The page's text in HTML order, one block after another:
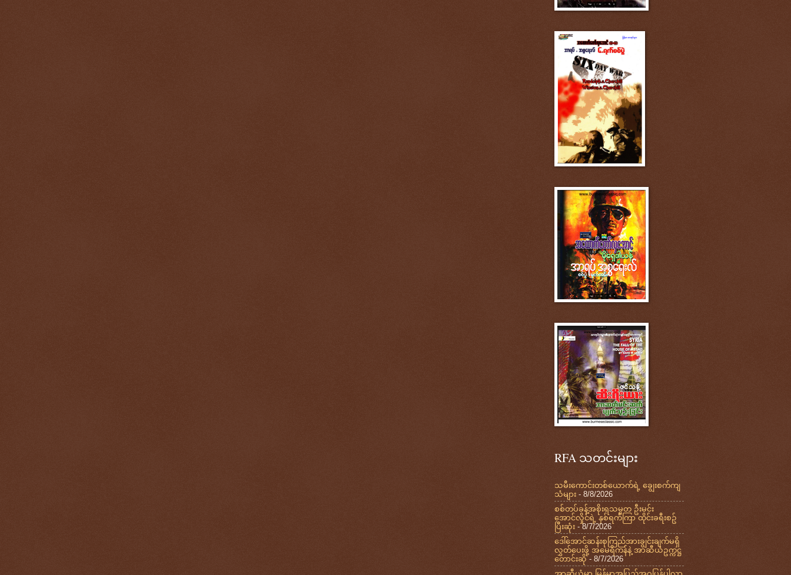
RFA သတင်းများ
သမီးကောင်းတစ်ယောက်ရဲ့ ချွေးစက်ကျ
သံများ - 8/8/2026
စစ်တပ်ခန့်အစိုးရသမ္မတ ဦးမင်း
အောင်လှိုင်ရဲ့ နှစ်ရက်ကြာ ထိုင်းခရီးစဥ်
ပြီးဆုံး - 8/7/2026
ဒေါ်အောင်ဆန်းစုကြည်အားချွင်းချက်မရှိ
လွှတ်ပေးဖို့ အမေရိကန်နဲ့ အာဆီယံဥက္ကဋ္ဌ
တောင်းဆို- 8/7/2026